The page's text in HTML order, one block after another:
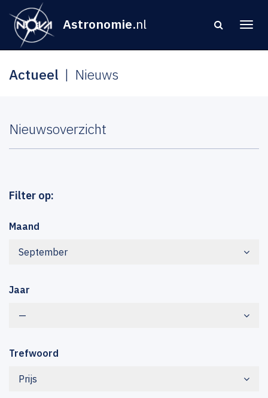
Astronomie.nl
Actueel Nieuws
Nieuwsoverzicht
Filter op:
Maand
September
Jaar
—
Trefwoord
Prijs